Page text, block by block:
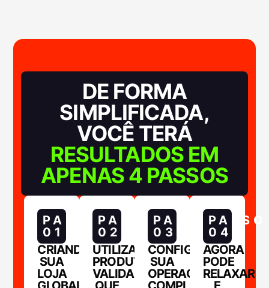
DE FORMA
SIMPLIFICADA,
VOCÊ TERÁ
RESULTADOS EM
APENAS 4 PASSOS
PASSO
01
CRIANDO
SUA
LOJA
PASSO
02
UTILIZANDO
PRODUTOS
VALIDADOS
PASSO
03
CONFIGURANDO
SUA
OPERAÇÃO
PASSO
04
AGORA
PODE
RELAXAR